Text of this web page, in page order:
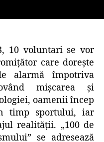
10 voluntari se vor
care dorește
alarmă împotriva
mișcarea și
oamenii încep
timp sportului, iar
realității. „100 de
se adresează